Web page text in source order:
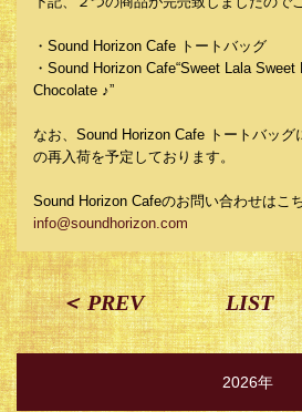
・Sound Horizon Cafe トートバッグ
・Sound Horizon Cafe“Sweet Lala
Chocolate ♪”
なお、Sound Horizon Cafe トートバッグ
の再入荷を予定しております。
Sound Horizon Cafeのお問い合わせはこ
info@soundhorizon.com
＜ PREV LIST
2026年